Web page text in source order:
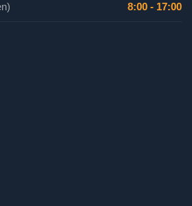
8:00 - 17:00